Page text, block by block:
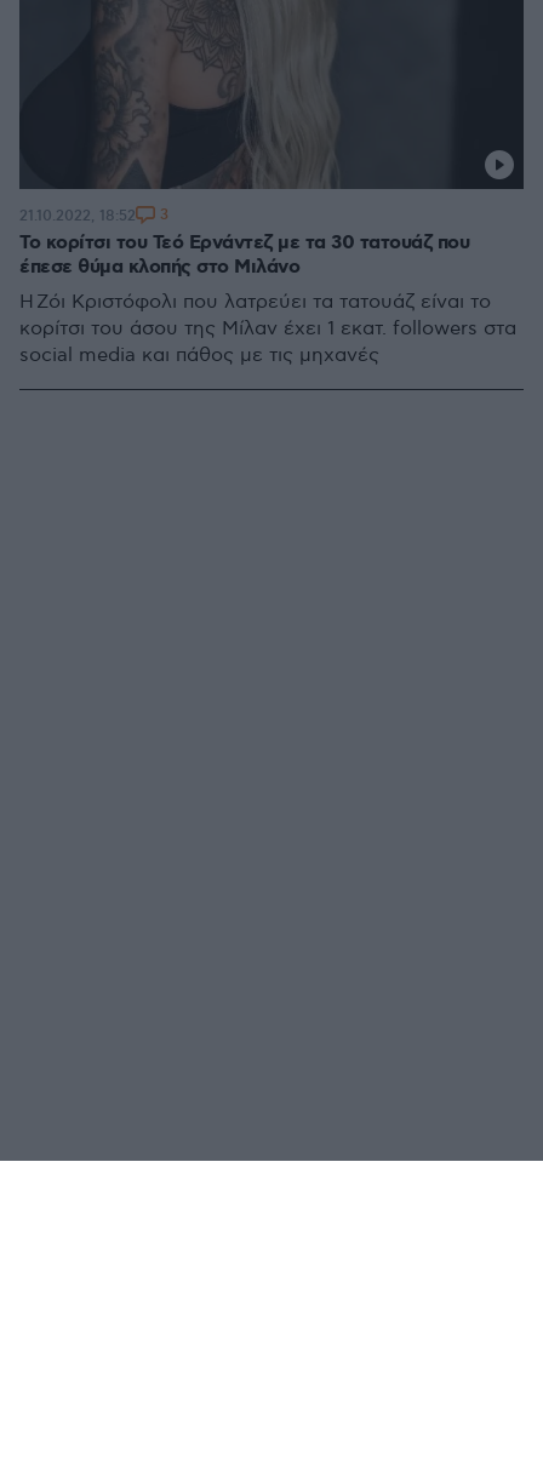
Το κορίτσι του Τεό Ερνάντεζ με τα 30 τατουάζ που
έπεσε θύμα κλοπής στο Μιλάνο
Η Ζόι Κριστόφολι που λατρεύει τα τατουάζ είναι το
κορίτσι του άσου της Μίλαν έχει 1 εκατ. followers στα
social media και πάθος με τις μηχανές
21.10.2022, 18:52 3